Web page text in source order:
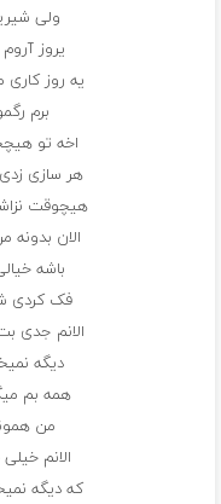
ولی
یروز
یه روز کاری
برم
اخه تو
هر سازی
هیچوقت
الان بدونه
باشه
فک کردی
الانم جدی
دیگه
همه بم
من
الانم
که دیگه